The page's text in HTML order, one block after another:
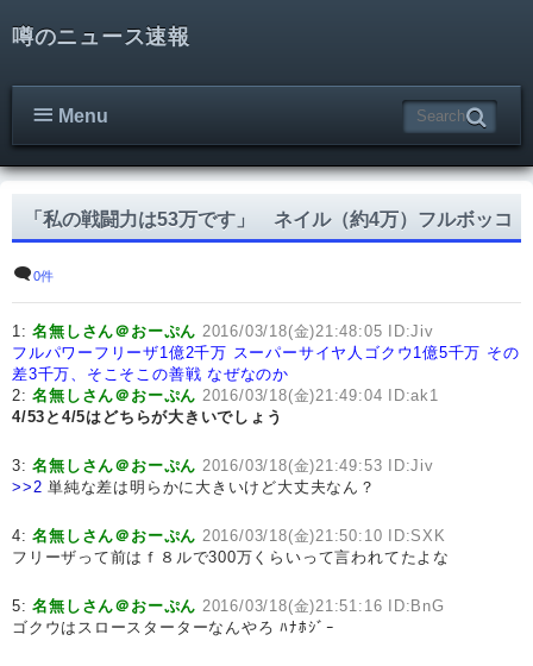
噂のニュース速報
Menu
「私の戦闘力は53万です」 ネイル（約4万）フルボッコ
0件
1:名無しさん＠おーぷん 2016/03/18(金)21:48:05 ID:Jiv
フルパワーフリーザ1億2千万 スーパーサイヤ人ゴクウ1億5千万 その
差3千万、そこそこの善戦 なぜなのか
2:名無しさん＠おーぷん 2016/03/18(金)21:49:04 ID:ak1
4/53と4/5はどちらが大きいでしょう
3:名無しさん＠おーぷん 2016/03/18(金)21:49:53 ID:Jiv
>>2 単純な差は明らかに大きいけど大丈夫なん？
4:名無しさん＠おーぷん 2016/03/18(金)21:50:10 ID:SXK
フリーザって前はｆ８ルで300万くらいって言われてたよな
5:名無しさん＠おーぷん 2016/03/18(金)21:51:16 ID:BnG
ゴクウはスロースターターなんやろ ﾊﾅﾎｼﾞｰ